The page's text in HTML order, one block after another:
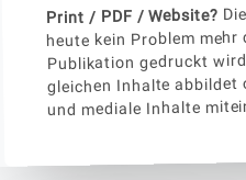
Print / PDF / Website?
heute kein Problem
Publikation gedruckt
gleichen Inhalte abbildet
und mediale Inhalte